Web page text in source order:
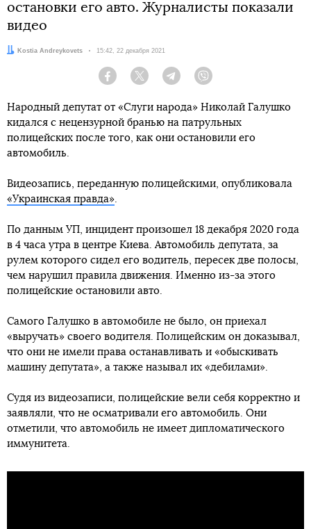
остановки его авто. Журналисты показали
видео
Автор:Kostia Andreykovets Дата:
15:42, 22 декабря 2021
Facebook Twitter Telegram
Народный депутат от «Слуги народа» Николай Галушко
кидался с нецензурной бранью на патрульных
полицейских после того, как они остановили его
автомобиль.
Видеозапись, переданную полицейскими, опубликовала
«Украинская правда».
По данным УП, инцидент произошел 18 декабря 2020 года
в 4 часа утра в центре Киева. Автомобиль депутата, за
рулем которого сидел его водитель, пересек две полосы,
чем нарушил правила движения. Именно из-за этого
полицейские остановили авто.
Самого Галушко в автомобиле не было, он приехал
«выручать» своего водителя. Полицейским он доказывал,
что они не имели права останавливать и «обыскивать
машину депутата», а также называл их «дебилами».
Судя из видеозаписи, полицейские вели себя корректно и
заявляли, что не осматривали его автомобиль. Они
отметили, что автомобиль не имеет дипломатического
иммунитета.